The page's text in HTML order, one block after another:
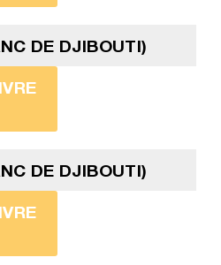
DE DJIBOUTI)
DE DJIBOUTI)